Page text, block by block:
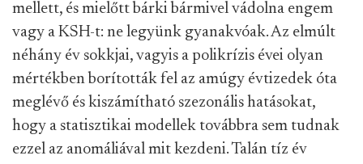
mellett, és mielőtt bárki bármivel vádolna engem
vagy a KSH-t: ne legyünk gyanakvóak. Az elmúlt
néhány év sokkjai, vagyis a polikrízis évei olyan
mértékben borították fel az amúgy évtizedek óta
meglévő és kiszámítható szezonális hatásokat,
hogy a statisztikai modellek továbbra sem tudnak
ezzel az anomáliával mit kezdeni. Talán tíz év